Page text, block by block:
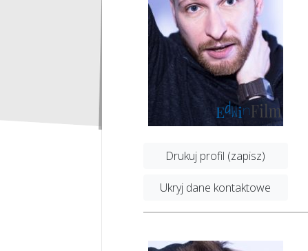
Drukuj profil (zapisz)
Ukryj dane kontaktowe